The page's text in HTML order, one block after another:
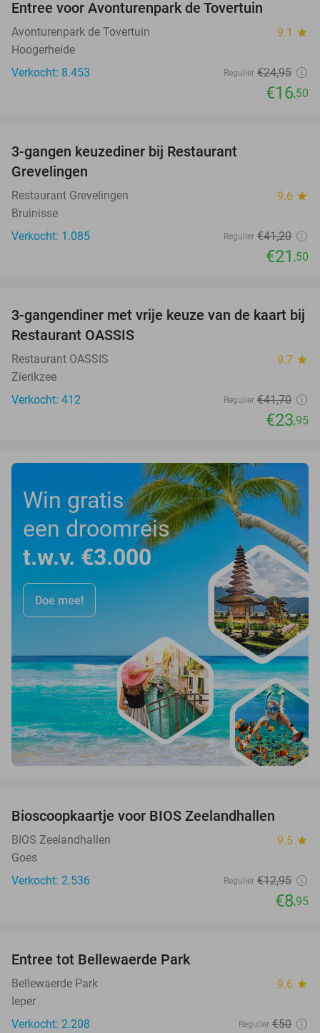
Entree voor Avonturenpark de Tovertuin
Avonturenpark de Tovertuin 9.1 star
Hoogerheide
Verkocht: 8.453
Regulier €24,95
€16,50
3-gangen keuzediner bij Restaurant
Grevelingen
Restaurant Grevelingen 9.6 star
Bruinisse
Verkocht: 1.085
Regulier €41,20
€21 ,50
43%
3-gangendiner met vrije keuze van de kaart bij
Restaurant OASSIS
Restaurant OASSIS 9.7 star
Zierikzee
Verkocht: 412
Regulier €41,70
€23,95
Win gratis
een droomreis
t.w.v. €3.000
Doe mee!
Bioscoopkaartje voor BIOS Zeelandhallen
BIOS Zeelandhallen 9.5 star
Goes
Verkocht: 2.536
Regulier €12,95
€8,95
Entree tot Bellewaerde Park
Bellewaerde Park 9.6 star
Ieper
Verkocht: 2.208
Regulier €50